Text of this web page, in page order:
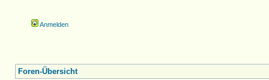
Anmelden
Foren-Übersicht